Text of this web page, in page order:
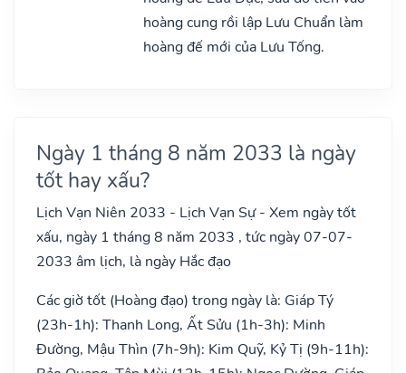
hoàng cung rồi lập Lưu Chuẩn làm
hoàng đế mới của Lưu Tống.
Ngày 1 tháng 8 năm 2033 là ngày
tốt hay xấu?
Lịch Vạn Niên 2033 - Lịch Vạn Sự - Xem ngày tốt
xấu, ngày 1 tháng 8 năm 2033 , tức ngày 07-07-
2033 âm lịch, là ngày Hắc đạo
Các giờ tốt (Hoàng đạo) trong ngày là: Giáp Tý
(23h-1h): Thanh Long, Ất Sửu (1h-3h): Minh
Đường, Mậu Thìn (7h-9h): Kim Quỹ, Kỷ Tị (9h-11h):